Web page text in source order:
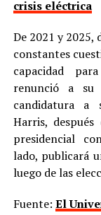
crisis eléctrica
De 2021 y 2025,
constantes
capacidad
renunció a su
candidatura a
Harris,
presidencial
lado, publicará
luego de las
Fuente: El